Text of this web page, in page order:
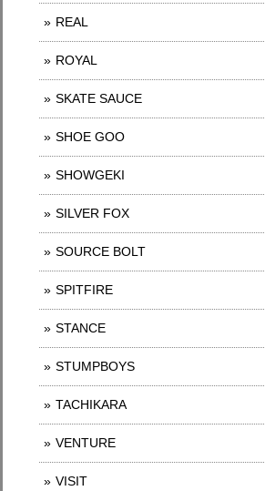
REAL
ROYAL
SKATE SAUCE
SHOE GOO
SHOWGEKI
SILVER FOX
SOURCE BOLT
SPITFIRE
STANCE
STUMPBOYS
TACHIKARA
VENTURE
VISIT